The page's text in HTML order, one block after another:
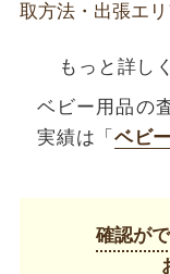
取方法・出張エ
もっと詳し
ベビー用品の
実績は「 ベビ
確認が